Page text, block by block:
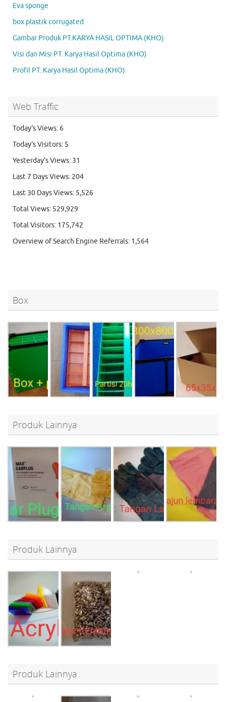
Eva sponge
box plastik corrugated
Gambar Produk PT.KARYA HASIL OPTIMA (KHO)
Visi dan Misi PT. Karya Hasil Optima (KHO)
Profil PT. Karya Hasil Optima (KHO)
Web Traffic
Today's Views: 6
Today's Visitors: 5
Yesterday's Views: 31
Last 7 Days Views: 204
Last 30 Days Views: 5,526
Total Views: 529,929
Total Visitors: 175,742
Overview of Search Engine Referrals: 1,564
Box
Produk Lainnya
Produk Lainnya
Produk Lainnya